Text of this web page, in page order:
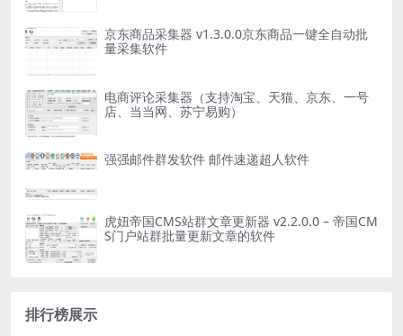
京东商品采集器 v1.3.0.0京东商品一键全自动批
量采集软件
电商评论采集器（支持淘宝、天猫、京东、一号
店、当当网、苏宁易购）
强强邮件群发软件 邮件速递超人软件
虎妞帝国CMS站群文章更新器 v2.2.0.0 – 帝国CM
S门户站群批量更新文章的软件
排行榜展示